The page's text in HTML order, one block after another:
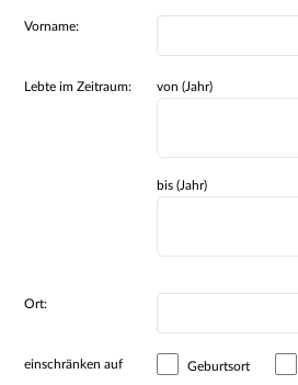
Vorname:
Lebte im Zeitraum: von (Jahr)
bis (Jahr)
Ort:
einschränken auf Geburtsort